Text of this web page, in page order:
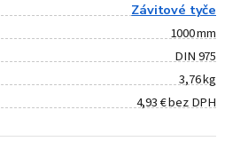
Závitové tyče
1000 mm
DIN 975
3,76 kg
4,93 € bez DPH